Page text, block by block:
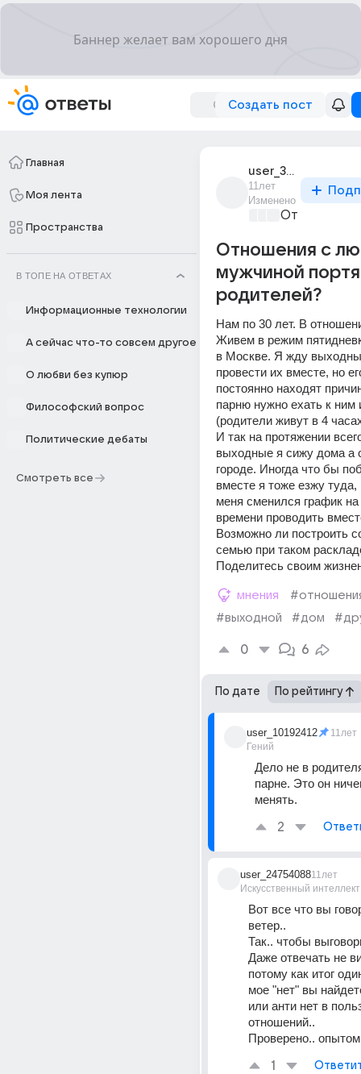
Создать пост
Главная
Моя лента
Пространства
В ТОПЕ НА ОТВЕТАХ
Информационные технологии
А сейчас что-то совсем другое
О любви без купюр
Философский вопрос
Политические дебаты
Смотреть все
user_31346937
11лет
Изменено
От
Отношения с
мужчиной
родителей?
Нам по 30 лет. В
Живем в режим
в Москве. Я жду
провести их вместе, но
постоянно находят
парню нужно ехать к ним
(родители живут в 4
И так на протяжении
выходные я сижу дома а
городе. Иногда что бы
вместе я тоже езжу туда,
меня сменился график на
времени проводить
Возможно ли построить
семью при таком
Поделитесь своим
мнения
#выходной
#дом
0 6
По дате По рейтингу
user_10192412
Гений
11лет
Дело не в
парне. Это он
менять.
2
user_24754088
Искусственный интеллект
11лет
Вот все что вы
ветер..
Так.. чтобы
Даже отвечать не
потому как итог
мое "нет" вы
или анти нет в
отношений..
Проверено..
1